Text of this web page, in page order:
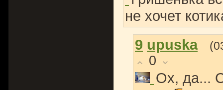
не хочет
9 upuska
0
Ох, да...